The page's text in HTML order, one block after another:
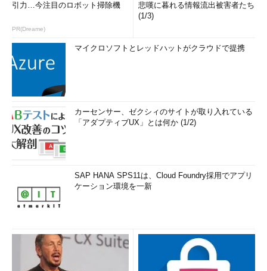
引力…今注目のロボット掃除機
PR(Dreame)
悲嘆に暮れる情報流出被害者たち
(1/3)
マイクロソフトとレッドハットがクラウドで提携
カーセンサー、ゼクシィのサイトが取り入れている
「アダプティブUX」とは何か (1/2)
SAP HANA SPS11は、Cloud Foundry採用でアプリ
ケーション環境を一新